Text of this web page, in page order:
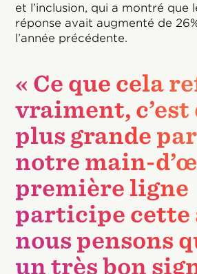
et l’inclusion, qui a montré que
réponse avait augmenté de
l’année précédente.
« Ce que cela
vraiment, c’est
plus grande
notre main-
première ligne
participe cette
nous pensons
un très bon